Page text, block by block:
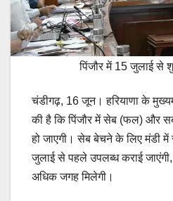
पिंजौर में 15 जुलाई से
चंडीगढ़, 16 जून। हरियाणा के
की है कि पिंजौर में सेब (फल) और
हो जाएगी। सेब बेचने के लिए मंडी में
जुलाई से पहले उपलब्ध कराई
अधिक जगह मिलेगी।